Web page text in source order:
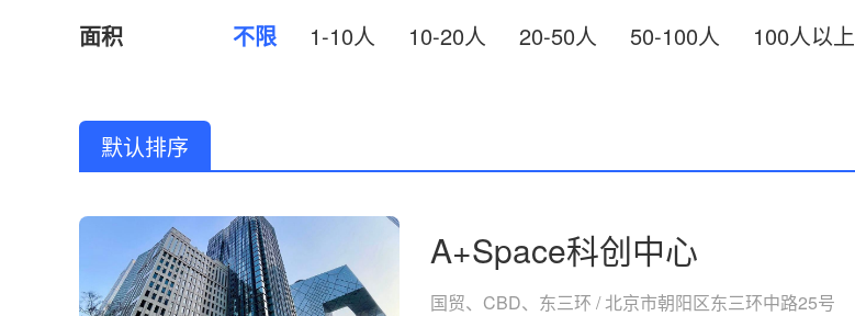
面积
不限 1-10人 10-20人 20-50人 50-100人 100人以上
默认排序
A+Space科创中心
国贸、CBD、东三环 / 北京市朝阳区东三环中路25号